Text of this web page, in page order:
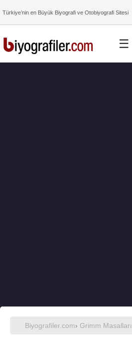
Türkiye’nin en Büyük Biyografi ve Otobiyografi Sitesi
☰
Biyografiler.com› Grimm Masalları